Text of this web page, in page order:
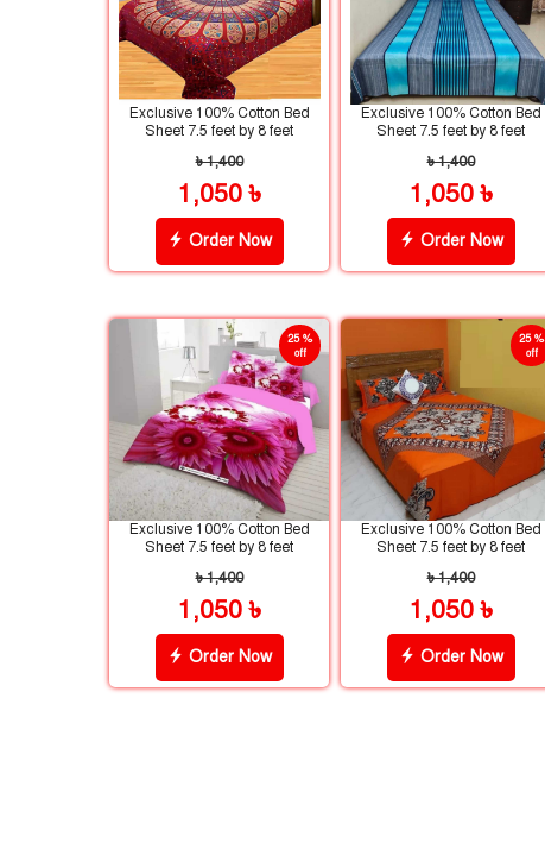
Exclusive 100% Cotton Bed
Sheet 7.5 feet by 8 feet
৳ 1,400
1,050 ৳
Order Now
Exclusive 100% Cotton Bed
Sheet 7.5 feet by 8 feet
৳ 1,400
1,050 ৳
Order Now
25 %
off
Exclusive 100% Cotton Bed
Sheet 7.5 feet by 8 feet
৳ 1,400
1,050 ৳
Order Now
25 %
off
Exclusive 100% Cotton Bed
Sheet 7.5 feet by 8 feet
৳ 1,400
1,050 ৳
Order Now